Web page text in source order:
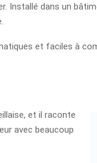
Installé dans un
et faciles à
et il raconte
avec beaucoup